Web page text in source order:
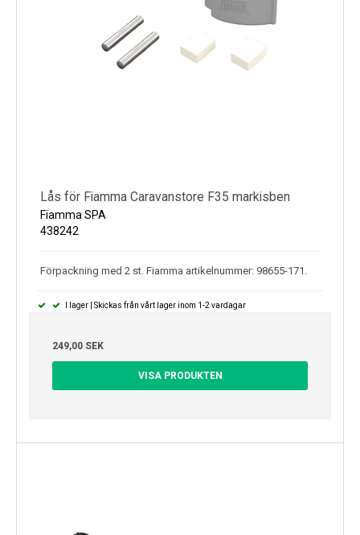
Lås för Fiamma Caravanstore F35 markisben
Fiamma SPA
438242
Förpackning med 2 st. Fiamma artikelnummer: 98655-171.
I lager | Skickas från vårt lager inom 1-2 vardagar
249,00 SEK
VISA PRODUKTEN